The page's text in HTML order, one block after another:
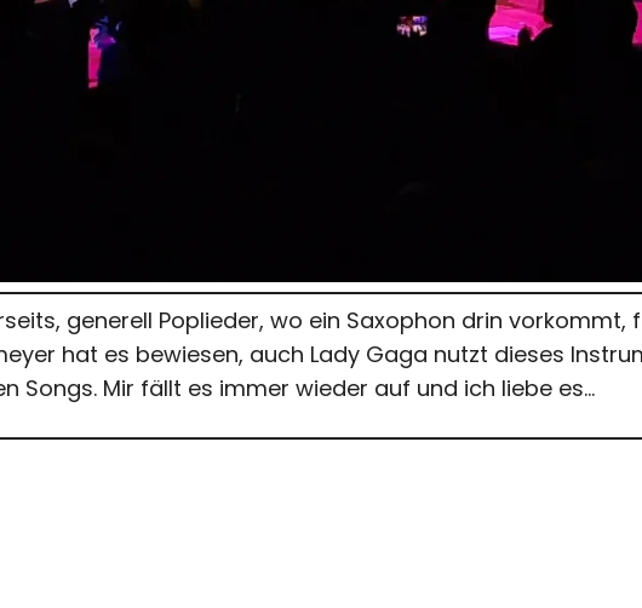
generell Poplieder, wo ein Saxophon drin vorkommt,
hat es bewiesen, auch Lady Gaga nutzt dieses
Songs. Mir fällt es immer wieder auf und ich liebe es…